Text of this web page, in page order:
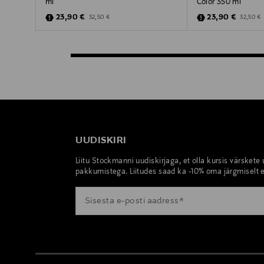
ml
Discounted Price
23,90 € Original Price
32,50 €
Color 350 ml
Discounted Price
23,90 € Original
32,50 €
UUDISKIRI
Liitu Stockmanni uudiskirjaga, et olla kursis värskete
pakkumistega. Liitudes saad ka -10% oma järgmiselt